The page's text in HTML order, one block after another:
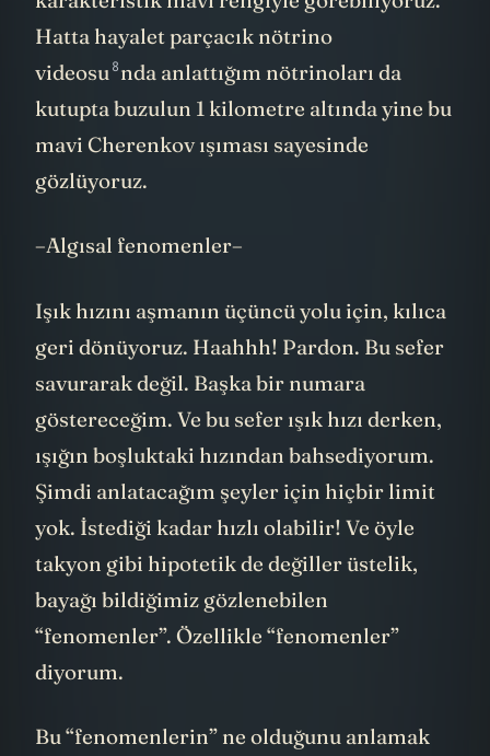
karakteristik mavi rengiyle görebiliyoruz.
Hattahayalet parçacık nötrino
videosu 8nda anlattığım nötrinoları da
kutupta buzulun 1 kilometre altında yine bu
mavi Cherenkov ışıması sayesinde
Işık hızını aşmanın üçüncü yolu için, kılıca
geri dönüyoruz. Haahhh! Pardon. Bu sefer
savurarak değil. Başka bir numara
göstereceğim. Ve bu sefer ışık hızı derken,
ışığın boşluktaki hızından bahsediyorum.
Şimdi anlatacağım şeyler için hiçbir limit
yok. İstediği kadar hızlı olabilir! Ve öyle
takyon gibi hipotetik de değiller üstelik,
bayağı bildiğimiz gözlenebilen
“fenomenler”. Özellikle “fenomenler”